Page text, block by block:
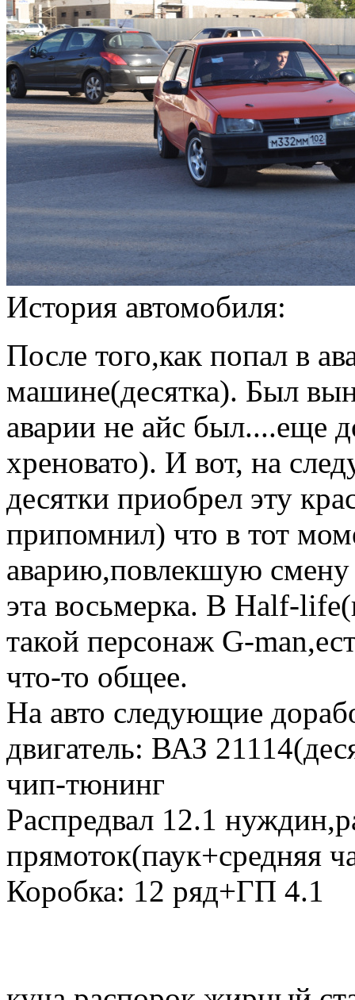
История автомобиля:
После того,как попал в
машине(десятка). Был
аварии не айс был....еще
хреновато). И вот, на
десятки приобрел эту
припомнил) что в тот
аварию,повлекшую
эта восьмерка. В Half-
такой персонаж G-
что-то общее.
На авто следующие
двигатель: ВАЗ
чип-тюнинг
Распредвал 12.1
прямоток(паук+средняя
Коробка: 12 ряд+ГП 4.1